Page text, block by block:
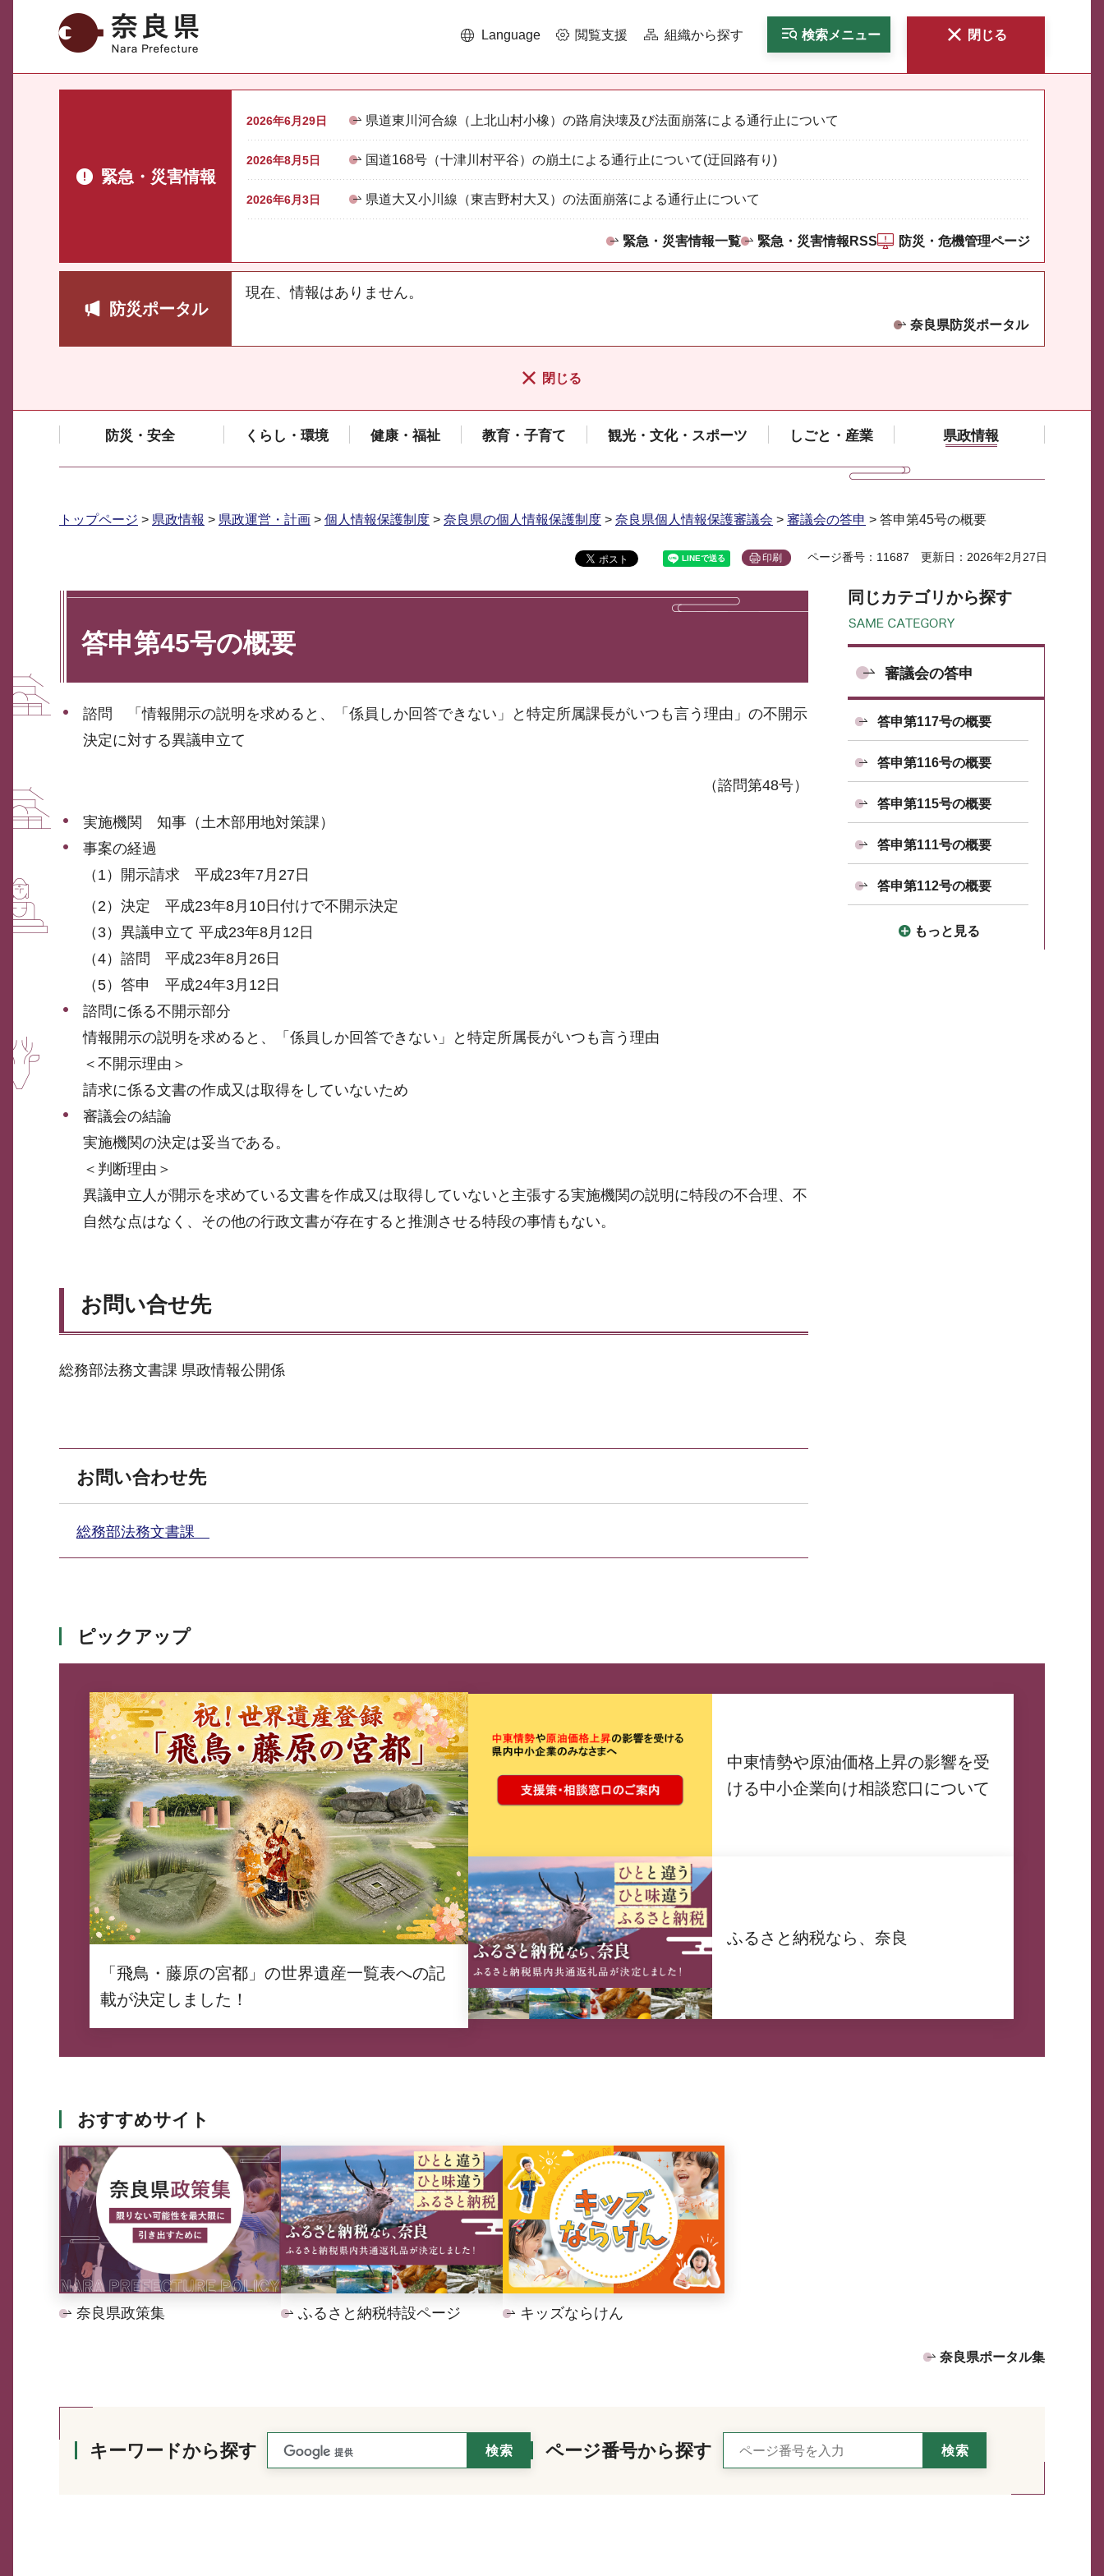
奈良県 Language 閲覧支援 組織から探す 検索メニュー 閉じる
緊急・災害情報
2026年6月29日 県道東川河合線（上北山村小橡）の路肩決壊及び法面崩落による通行止について
2026年8月5日 国道168号（十津川村平谷）の崩土による通行止について(迂回路有り)
2026年6月3日 県道大又小川線（東吉野村大又）の法面崩落による通行止について
緊急・災害情報一覧 緊急・災害情報RSS 防災・危機管理ページ
防災ポータル
現在、情報はありません。
奈良県防災ポータル
閉じる
防災・安全 くらし・環境 健康・福祉 教育・子育て 観光・文化・スポーツ しごと・産業 県政情報
トップページ > 県政情報 > 県政運営・計画 > 個人情報保護制度 > 奈良県の個人情報保護制度 > 奈良県個人情報保護審議会 > 審議会の答申 > 答申第45号の概要
印刷 ページ番号：11687 更新日：2026年2月27日
答申第45号の概要
諮問 「情報開示の説明を求めると、「係員しか回答できない」と特定所属課長がいつも言う理由」の不開示
決定に対する異議申立て
（諮問第48号）
実施機関 知事（土木部用地対策課）
事案の経過
（1）開示請求 平成23年7月27日
（2）決定 平成23年8月10日付けで不開示決定
（3）異議申立て 平成23年8月12日
（4）諮問 平成23年8月26日
（5）答申 平成24年3月12日
諮問に係る不開示部分
情報開示の説明を求めると、「係員しか回答できない」と特定所属長がいつも言う理由
＜不開示理由＞
請求に係る文書の作成又は取得をしていないため
審議会の結論
実施機関の決定は妥当である。
＜判断理由＞
異議申立人が開示を求めている文書を作成又は取得していないと主張する実施機関の説明に特段の不合理、不
自然な点はなく、その他の行政文書が存在すると推測させる特段の事情もない。
お問い合せ先
総務部法務文書課 県政情報公開係
お問い合わせ先
総務部法務文書課
同じカテゴリから探す
審議会の答申
答申第117号の概要
答申第116号の概要
答申第115号の概要
答申第111号の概要
答申第112号の概要
もっと見る
ピックアップ
「飛鳥・藤原の宮都」の世界遺産一覧表への記
載が決定しました！
中東情勢や原油価格上昇の影響を受
ける中小企業向け相談窓口について
ふるさと納税なら、奈良
おすすめサイト
奈良県政策集 ふるさと納税特設ページ キッズならけん
奈良県ポータル集
キーワードから探す ページ番号から探す